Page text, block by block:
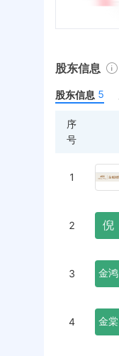
股东信息
股东信息 5
序
号
1
2 倪
3 金鸿
4 金棠